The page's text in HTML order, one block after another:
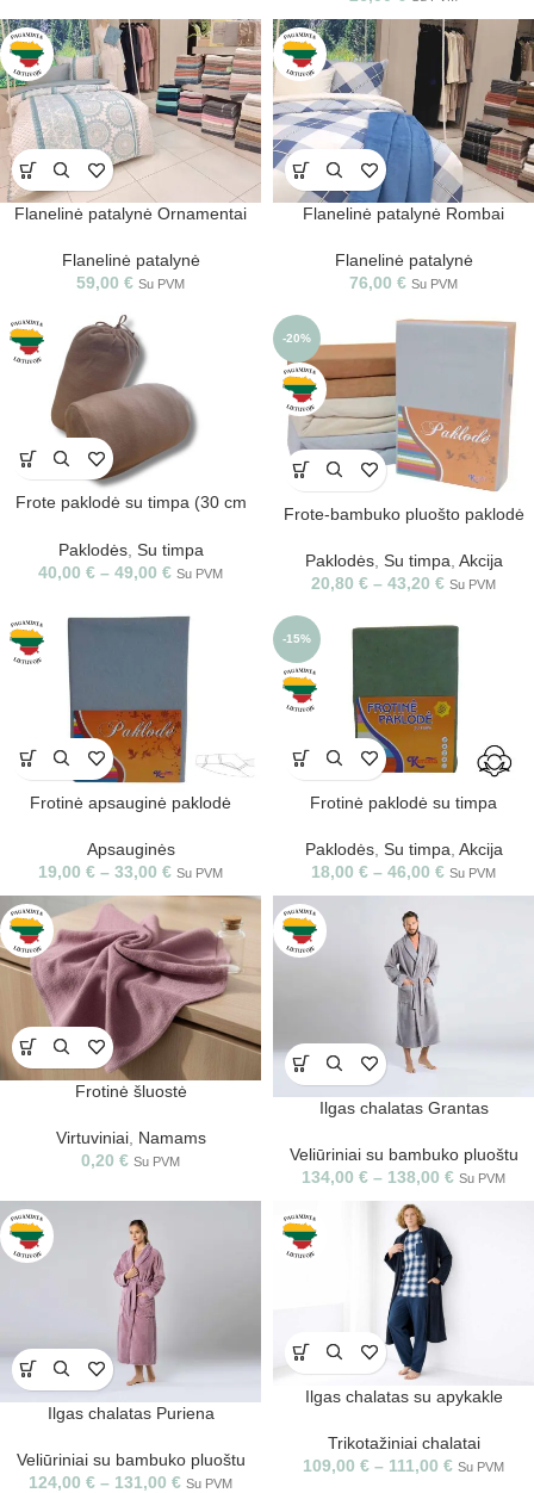
Flanelinė patalynė Ornamentai
Flanelinė patalynė
59,00 € Su PVM
Flanelinė patalynė Rombai
Flanelinė patalynė
76,00 € Su PVM
Frote paklodė su timpa (30 cm
Paklodės, Su timpa
40,00 € – 49,00 € Su PVM
-20%
Frote-bambuko pluošto paklodė
Paklodės, Su timpa Akcija
20,80 € – 43,20 € Su PVM
Frotinė apsauginė paklodė
Apsauginės
19,00 € – 33,00 € Su PVM
-15%
Frotinė paklodė su timpa
Paklodės, Su timpa Akcija
18,00 € – 46,00 € Su PVM
Frotinė šluostė
Virtuviniai, Namams
0,20 € Su PVM
Ilgas chalatas Grantas
Veliūriniai su bambuko pluoštu
134,00 € – 138,00 € Su PVM
Ilgas chalatas Puriena
Veliūriniai su bambuko pluoštu
124,00 € – 131,00 € Su PVM
Ilgas chalatas su apykakle
Trikotažiniai chalatai
109,00 € – 111,00 € Su PVM